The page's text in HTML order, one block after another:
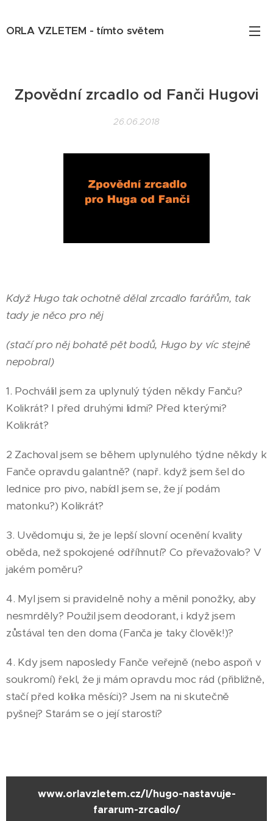
ORLA VZLETEM - tímto světem
Zpovědní zrcadlo od Fanči Hugovi
26.06.2018
Když Hugo tak ochotně dělal zrcadlo farářům, tak
tady je něco pro něj
(stačí pro něj bohatě pět bodů, Hugo by víc stejně
nepobral)
1. Pochválil jsem za uplynulý týden někdy Fanču?
Kolikrát? I před druhými lidmi? Před kterými?
Kolikrát?
2 Zachoval jsem se během uplynulého týdne někdy k
Fanče opravdu galantně? (např. když jsem šel do
lednice pro pivo, nabídl jsem se, že jí podám
matonku?) Kolikrát?
3. Uvědomuju si, že je lepší slovní ocenění kvality
oběda, než spokojené odříhnutí? Co převažovalo? V
jakém poměru?
4. Myl jsem si pravidelně nohy a měnil ponožky, aby
nesmrděly? Použil jsem deodorant, i když jsem
zůstával ten den doma (Fanča je taky člověk!)?
4. Kdy jsem naposledy Fanče veřejně (nebo aspoň v
soukromí) řekl, že ji mám opravdu moc rád (přibližně,
stačí před kolika měsíci)? Jsem na ni skutečně
pyšnej? Starám se o její starosti?
www.orlavzletem.cz/l/hugo-nastavuje-
fararum-zrcadlo/